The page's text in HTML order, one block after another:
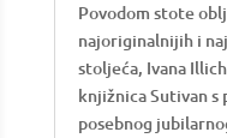
Povodom stote
najoriginalnijih i
stoljeća, Ivana
knjižnica Sutivan s
posebnog